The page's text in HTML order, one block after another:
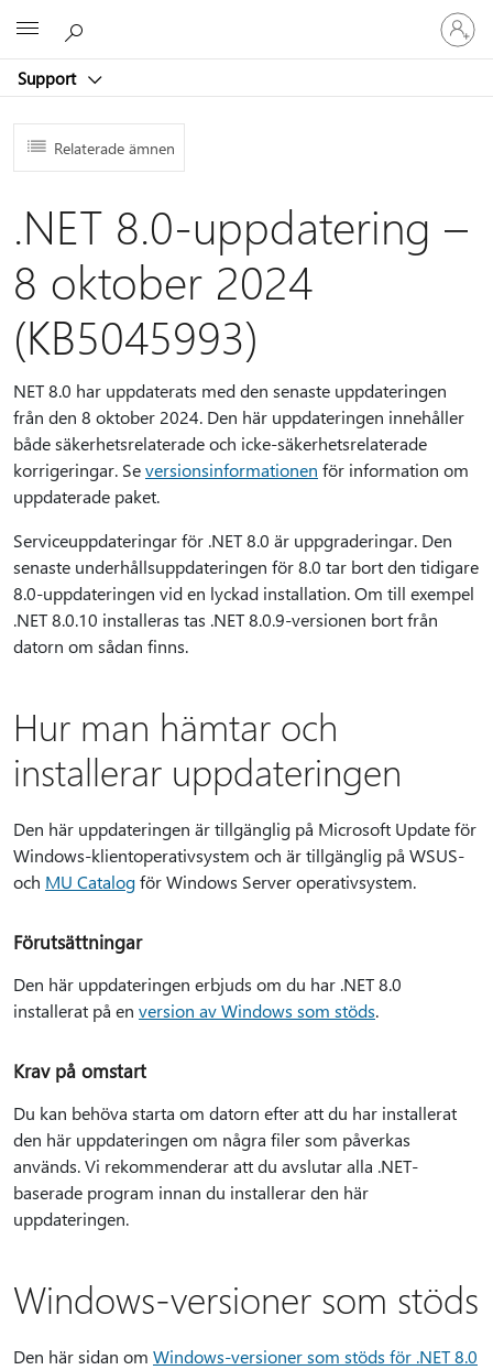
Support
Logga
in
på
konto
Relaterade ämnen
.NET 8.0-uppdatering –
8 oktober 2024
(KB5045993)
NET 8.0 har uppdaterats med den senaste uppdateringen
från den 8 oktober 2024. Den här uppdateringen innehåller
både säkerhetsrelaterade och icke-säkerhetsrelaterade
korrigeringar. Seversionsinformationen för information om
uppdaterade paket.
Serviceuppdateringar för .NET 8.0 är uppgraderingar. Den
senaste underhållsuppdateringen för 8.0 tar bort den tidigare
8.0-uppdateringen vid en lyckad installation. Om till exempel
.NET 8.0.10 installeras tas .NET 8.0.9-versionen bort från
datorn om sådan finns.
Hur man hämtar och
installerar uppdateringen
Den här uppdateringen är tillgänglig på Microsoft Update för
Windows-klientoperativsystem och är tillgänglig på WSUS-
och MU Catalogför Windows Server operativsystem.
Förutsättningar
Den här uppdateringen erbjuds om du har .NET 8.0
installerat på en version av Windows som stöds.
Krav på omstart
Du kan behöva starta om datorn efter att du har installerat
den här uppdateringen om några filer som påverkas
används. Vi rekommenderar att du avslutar alla .NET-
baserade program innan du installerar den här
uppdateringen.
Windows-versioner som stöds
Den här sidan om Windows-versioner som stöds för .NET 8.0